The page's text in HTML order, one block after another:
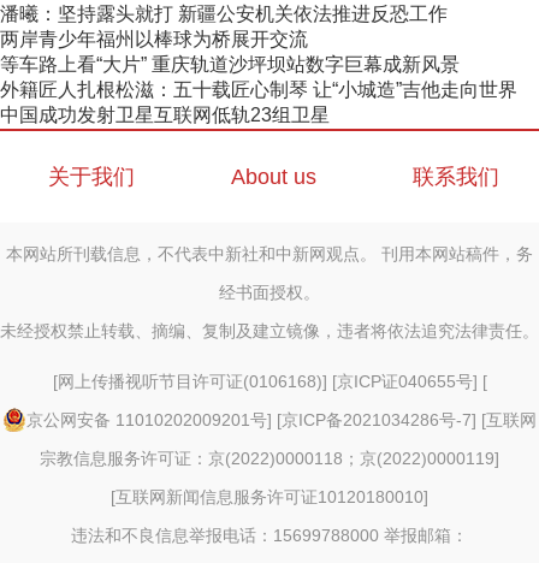
潘曦：坚持露头就打 新疆公安机关依法推进反恐工作
两岸青少年福州以棒球为桥展开交流
等车路上看“大片” 重庆轨道沙坪坝站数字巨幕成新风景
外籍匠人扎根松滋：五十载匠心制琴 让“小城造”吉他走向世界
中国成功发射卫星互联网低轨23组卫星
关于我们 About us 联系我们
本网站所刊载信息，不代表中新社和中新网观点。 刊用本网站稿件，务
经书面授权。
未经授权禁止转载、摘编、复制及建立镜像，违者将依法追究法律责任。
[网上传播视听节目许可证(0106168)] [京ICP证040655号] [
京公网安备 11010202009201号] [京ICP备2021034286号-7] [互联网
宗教信息服务许可证：京(2022)0000118；京(2022)0000119]
[互联网新闻信息服务许可证10120180010]
违法和不良信息举报电话：15699788000 举报邮箱：